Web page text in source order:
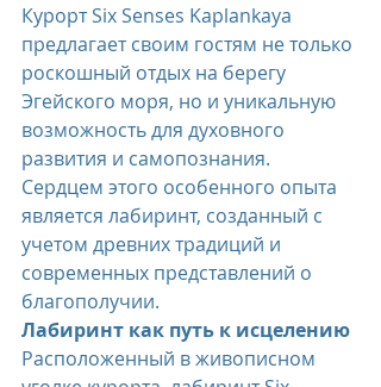
Курорт Six Senses Kaplankaya
предлагает своим гостям не только
роскошный отдых на берегу
Эгейского моря, но и уникальную
возможность для духовного
развития и самопознания.
Сердцем этого особенного опыта
является лабиринт, созданный с
учетом древних традиций и
современных представлений о
благополучии.
Лабиринт как путь к исцелению
Расположенный в живописном